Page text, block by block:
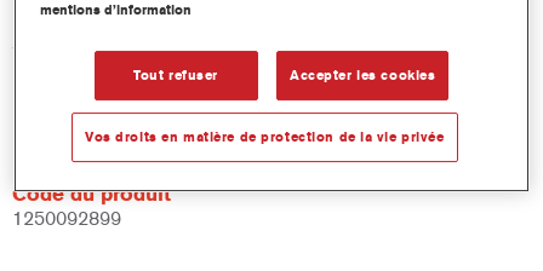
Product Variant
3.5LT
Numéro article
LI420 3.50 LI
Code du produit
1250092899
mentions d’information
Tout refuser Accepter les cookies
Vos droits en matière de protection de la vie privée